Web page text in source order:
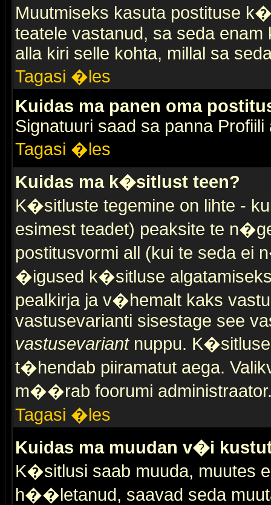
Muutmiseks kasuta postituse
teatele vastanud, sa seda
alla kiri selle kohta, millal sa
Tagasi �les
Kuidas ma panen oma
Signatuuri saad sa panna Profiili
Tagasi �les
Kuidas ma k�sitlust teen?
K�sitluste tegemine on lihte -
esimest teadet) peaksite te
postitusvormi all (kui te seda ei
�igused k�sitluse
pealkirja ja v�hemalt kaks
vastusevarianti sisestage see
vastusevariantnuppu.
t�hendab piiramatut aega.
m��rab foorumi
Tagasi �les
Kuidas ma muudan v�i
K�sitlusi saab muuda, muutes
h��letanud, saavad seda